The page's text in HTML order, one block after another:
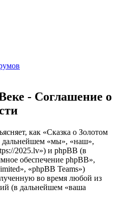
- Соглашение о
как «Сказка о Золотом
дальнейшем «мы», «наш»,
2025.lv») и phpBB (в
обеспечение phpBB»,
«phpBB Teams»)
во время любой из
(в дальнейшем «ваша